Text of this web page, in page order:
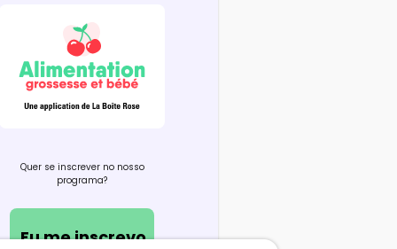
Quer se inscrever no nosso
programa?
Eu me inscrevo